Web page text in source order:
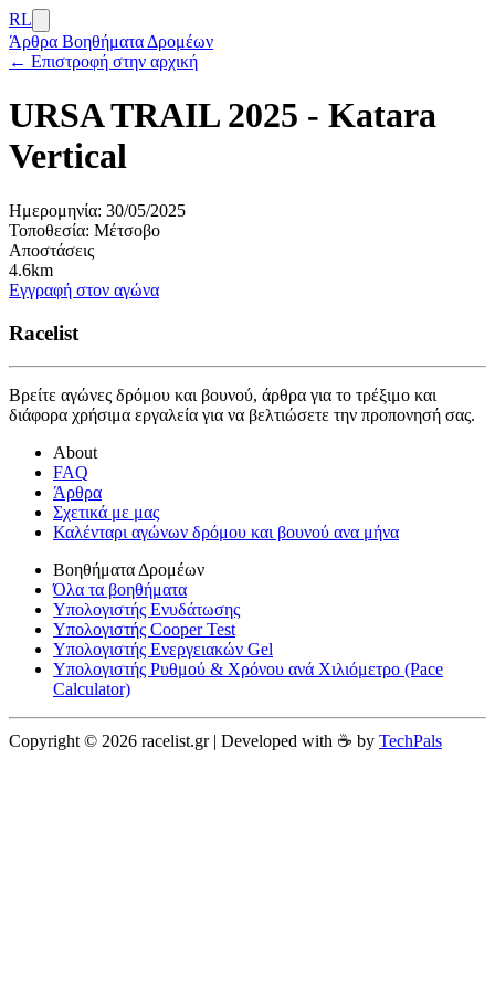
RL
Άρθρα Βοηθήματα Δρομέων
← Επιστροφή στην αρχική
URSA TRAIL 2025 - Katara
Vertical
Ημερομηνία: 30/05/2025
Τοποθεσία: Μέτσοβο
Αποστάσεις
4.6km
Εγγραφή στον αγώνα
Racelist
Βρείτε αγώνες δρόμου και βουνού, άρθρα για το τρέξιμο και
διάφορα χρήσιμα εργαλεία για να βελτιώσετε την προπονησή σας.
About
FAQ
Άρθρα
Σχετικά με μας
Καλένταρι αγώνων δρόμου και βουνού ανα μήνα
Βοηθήματα Δρομέων
Όλα τα βοηθήματα
Υπολογιστής Ενυδάτωσης
Υπολογιστής Cooper Test
Υπολογιστής Ενεργειακών Gel
Υπολογιστής Ρυθμού & Χρόνου ανά Χιλιόμετρο (Pace
Calculator)
Copyright © 2026 racelist.gr | Developed with ☕️ by TechPals